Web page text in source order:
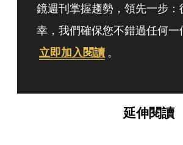
鏡週刊掌握趨勢，領先一步
幸，我們確保您不錯過任何
立即加入閱讀 。
延伸閱讀